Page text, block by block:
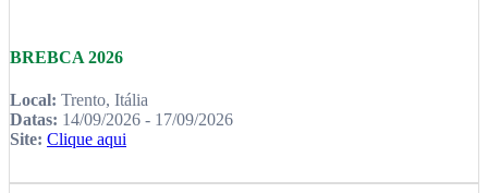
BREBCA 2026
Local: Trento, Itália
Datas: 14/09/2026 - 17/09/2026
Site: Clique aqui